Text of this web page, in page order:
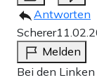
Antworten
Scherer
Melden
Bei den